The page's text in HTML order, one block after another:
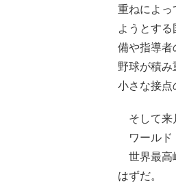
重ねによっ
ようとす
備や指導者
野球が積み
小さな接点
そして来
ワールド
世界最高
はずだ。